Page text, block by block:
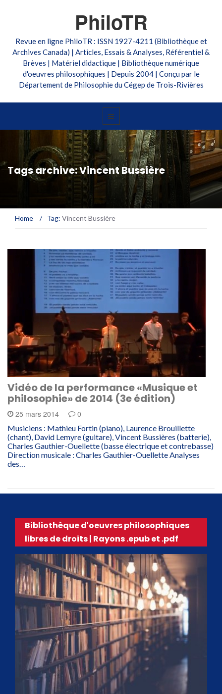
PhiloTR
Revue en ligne PhiloTR : ISSN 1927-4211 (Bibliothèque et
Archives Canada) | Articles, Essais & Analyses, Référentiel &
Brèves | Matériel didactique | Bibliothèque numérique
d'oeuvres philosophiques | Depuis 2004 | Conçu par le
Département de Philosophie du Cégep de Trois-Rivières
Tags archive: Vincent Bussière
Home / Tag: Vincent Bussière
Vidéo de la performance «Musique et
philosophie» de 2014 (3e édition)
25 mars 2014 0
Musiciens : Mathieu Fortin (piano), Laurence Brouillette
(chant), David Lemyre (guitare), Vincent Bussières (batterie),
Charles Gauthier-Ouellette (basse électrique et contrebasse)
Direction musicale : Charles Gauthier-Ouellette Analyses
des…
Bibliothèque d'oeuvres philosophiques
libres de droits | Rayons .epub et .pdf